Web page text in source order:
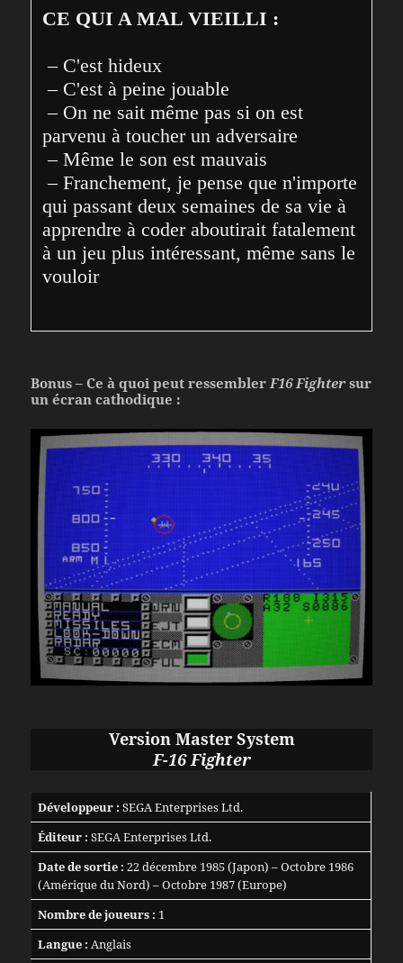
CE QUI A MAL VIEILLI :
– C'est hideux
– C'est à peine jouable
– On ne sait même pas si on est
parvenu à toucher un adversaire
– Même le son est mauvais
– Franchement, je pense que n'importe
qui passant deux semaines de sa vie à
apprendre à coder aboutirait fatalement
à un jeu plus intéressant, même sans le
vouloir
Bonus – Ce à quoi peut ressemblerF16 Fightersur
un écran cathodique :
Version Master System
F-16 Fighter
Développeur : SEGA Enterprises Ltd.
Éditeur : SEGA Enterprises Ltd.
Date de sortie : 22 décembre 1985 (Japon) – Octobre 1986
(Amérique du Nord) – Octobre 1987 (Europe)
Nombre de joueurs : 1
Langue : Anglais